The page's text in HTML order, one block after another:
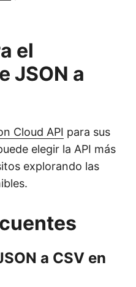
el
JSON a
Cloud API para sus
elegir la API más
explorando las
a CSV en